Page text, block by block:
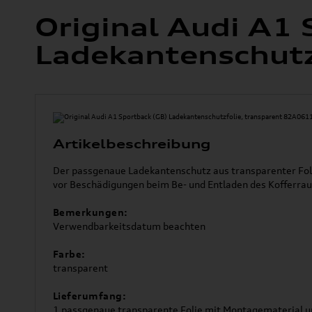
Original Audi A1
Artikelbeschreibung
Der passgenaue Ladekantenschutz aus transparenter
vor Beschädigungen beim Be- und Entladen des
Bemerkungen:
Verwendbarkeitsdatum beachten
Farbe:
transparent
Lieferumfang:
1 passgenaue transparente Folie mit Montagematerial